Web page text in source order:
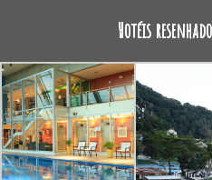
Hotéis